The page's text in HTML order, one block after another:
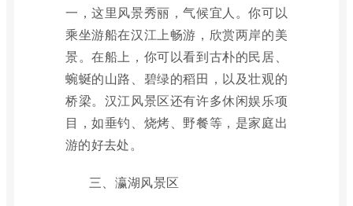
一，这里风景秀丽，气候宜人。你可以
乘坐游船在汉江上畅游，欣赏两岸的美
景。在船上，你可以看到古朴的民居、
蜿蜒的山路、碧绿的稻田，以及壮观的
桥梁。汉江风景区还有许多休闲娱乐项
目，如垂钓、烧烤、野餐等，是家庭出
游的好去处。
三、瀛湖风景区